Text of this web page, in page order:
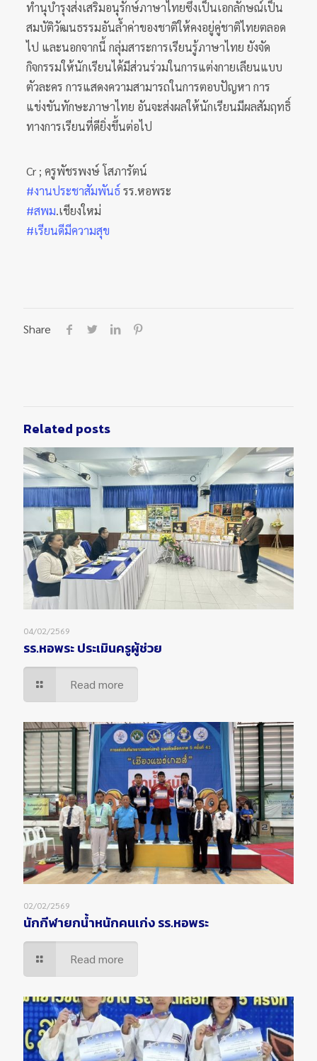
ทำนุบำรุงส่งเสริมอนุรักษ์ภาษาไทยซึ่งเป็นเอกลักษณ์้เป็น
สมบัติวัฒนธรรมอันล้ำค่าของชาติให้คงอยู่คู่ชาติไทยตลอด
ไป และนอกจากนี้ กลุ่มสาระการเรียนรู้ภาษาไทย ยังจัด
กิจกรรมให้นักเรียนได้มีส่วนร่วมในการแต่งกายเลียนแบบ
ตัวละคร การแสดงความสามารถในการตอบปัญหา การ
แข่งขันทักษะภาษาไทย อันจะส่งผลให้นักเรียนมีผลสัมฤทธิ์
ทางการเรียนที่ดียิ่งขึ้นต่อไป
Cr ; ครูพัชรพงษ์ โสภารัตน์
#งานประชาสัมพันธ์รร.หอพระ
#สพม.เชียงใหม่
#เรียนดีมีความสุข
Share
Related posts
04/02/2569
รร.หอพระ ประเมินครูผู้ช่วย
Read more
02/02/2569
นักกีฬายกน้ำหนักคนเก่ง รร.หอพระ
Read more